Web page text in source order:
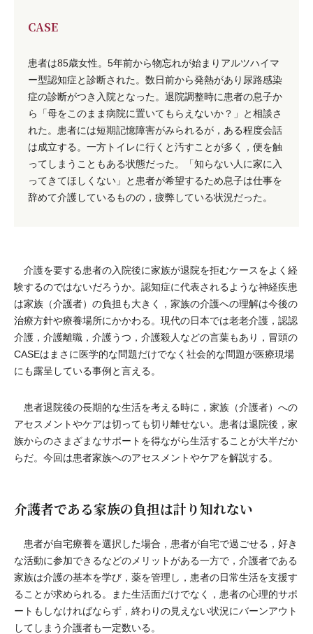
CASE
患者は85歳女性。5年前から物忘れが始まりアルツハイマ
ー型認知症と診断された。数日前から発熱があり尿路感染
症の診断がつき入院となった。退院調整時に患者の息子か
ら「母をこのまま病院に置いてもらえないか？」と相談さ
れた。患者には短期記憶障害がみられるが，ある程度会話
は成立する。一方トイレに行くと汚すことが多く，便を触
ってしまうこともある状態だった。「知らない人に家に入
ってきてほしくない」と患者が希望するため息子は仕事を
辞めて介護しているものの，疲弊している状況だった。
介護を要する患者の入院後に家族が退院を拒むケースをよく経
験するのではないだろうか。認知症に代表されるような神経疾患
は家族（介護者）の負担も大きく，家族の介護への理解は今後の
治療方針や療養場所にかかわる。現代の日本では老老介護，認認
介護，介護離職，介護うつ，介護殺人などの言葉もあり，冒頭の
CASEはまさに医学的な問題だけでなく社会的な問題が医療現場
にも露呈している事例と言える。
患者退院後の長期的な生活を考える時に，家族（介護者）への
アセスメントやケアは切っても切り離せない。患者は退院後，家
族からのさまざまなサポートを得ながら生活することが大半だか
らだ。今回は患者家族へのアセスメントやケアを解説する。
介護者である家族の負担は計り知れない
患者が自宅療養を選択した場合，患者が自宅で過ごせる，好き
な活動に参加できるなどのメリットがある一方で，介護者である
家族は介護の基本を学び，薬を管理し，患者の日常生活を支援す
ることが求められる。また生活面だけでなく，患者の心理的サポ
ートもしなければならず，終わりの見えない状況にバーンアウト
してしまう介護者も一定数いる。